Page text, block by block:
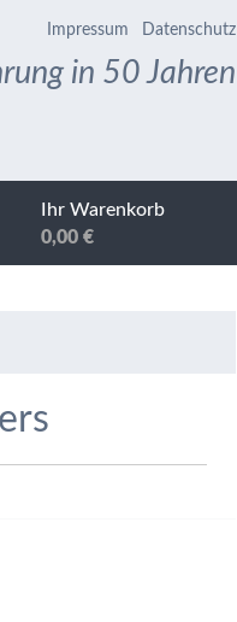
Impressum Datenschutz
in 50 Jahren
Ihr Warenkorb
0,00€